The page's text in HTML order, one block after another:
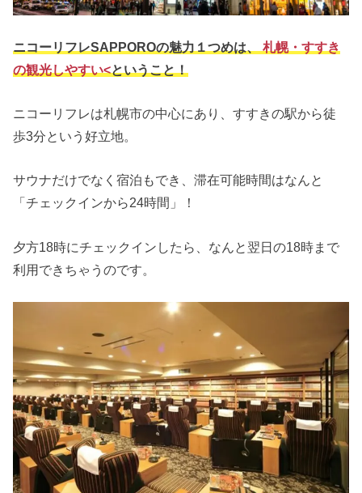
ニコーリフレSAPPOROの魅力１つめは、
札幌・すすき
の観光しやすい<ということ！
ニコーリフレは札幌市の中心にあり、すすきの駅から徒
歩3分という好立地。
サウナだけでなく宿泊もでき、滞在可能時間はなんと
「チェックインから24時間」！
夕方18時にチェックインしたら、なんと翌日の18時まで
利用できちゃうのです。